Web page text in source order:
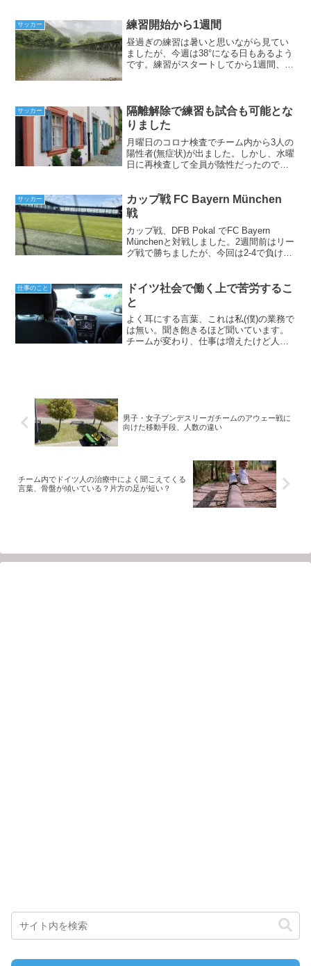
す。僕が働くチーム内でも、「ケガをし
ないように定期的に身体をケアし...
サッカー 練習開始から1週間
昼過ぎの練習は暑いと思いながら見てい
ましたが、今週は38°になる日もあるよう
です。練習がスタートしてから1週間、い
した理学療法士も...
サッカー
隔離解除で練習も試合も可能とな
りました
月曜日のコロナ検査でチーム内から3人の
陽性者(無症状)が出ました。しかし、水曜
日に再検査して全員が陰性だったので練
は突然に火曜日の練習後に保健所から、
選手はすぐに隔離生...
サッカー
カップ戦 FC Bayern München
戦
カップ戦、DFB Pokal でFC Bayern
Münchenと対戦しました。2週間前はリー
グ戦で勝ちましたが、今回は2‐4で負けま
退となりました。(ハイライトは...
仕事のこと
ドイツ社会で働く上で苦労するこ
と
よく耳にする言葉、これは私(僕)の業務で
は無い。聞き飽きるほど聞いています。
チームが変わり、仕事は増えたけど人は
男子・女子ブンデスリーガチームのアウェー戦に
向けた移動手段、人数の違い
チーム内でドイツ人の治療中によく聞こえてくる
言葉、骨盤が傾いている？片方の足が短い？